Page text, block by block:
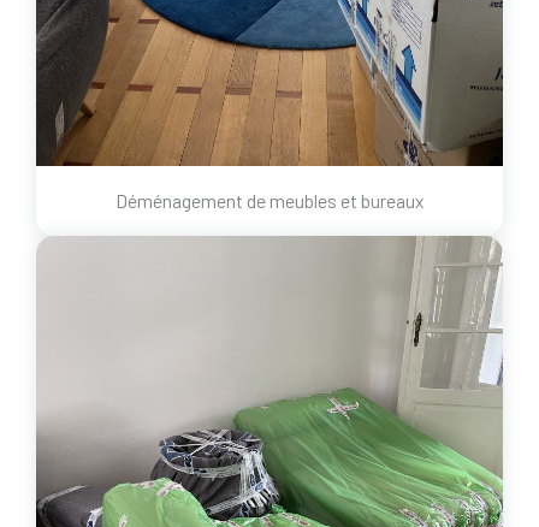
Déménagement de meubles et bureaux